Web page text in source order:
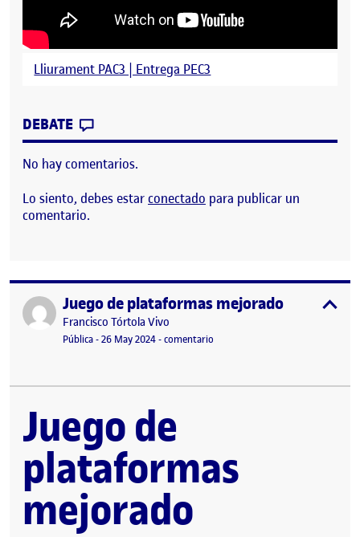
Lliurament PAC3 | Entrega PEC3
DEBATE
No hay comentarios.
Lo siento, debes estarconectado para publicar un
comentario.
Publicado porJuego de plataformas mejorado
Publicado por
Francisco Tórtola Vivo
Visibilidad:
Pública-Fecha de publicación
26 May 202426 mayo, 2024 6:09 pm
-comentario
Juego de
plataformas
mejorado